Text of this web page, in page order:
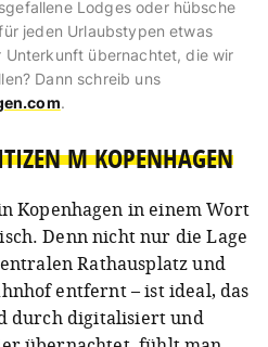
Lodges oder hübsche
jeden Urlaubstypen etwas
Unterkunft übernachtet, die wir
Dann schreib uns
.
M KOPENHAGEN
Kopenhagen in einem Wort
Denn nicht nur die Lage
Rathausplatz und
entfernt – ist ideal, das
durch digitalisiert und